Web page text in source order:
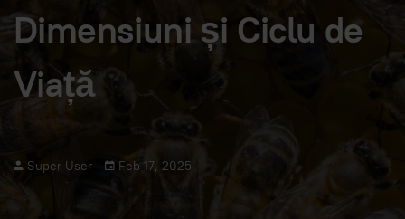
Dimensiuni și Ciclu de
Viață
Super User Feb 17, 2025